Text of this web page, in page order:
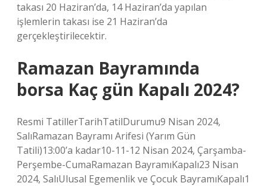
takası 20 Haziran’da, 14 Haziran’da yapılan
işlemlerin takası ise 21 Haziran’da
gerçekleştirilecektir.
Ramazan Bayramında
borsa Kaç gün Kapalı 2024?
Resmi TatillerTarihTatilDurumu9 Nisan 2024,
SalıRamazan Bayramı Arifesi (Yarım Gün
Tatili)13:00’a kadar10-11-12 Nisan 2024, Çarşamba-
Perşembe-CumaRamazan BayramıKapalı23 Nisan
2024, SalıUlusal Egemenlik ve Çocuk BayramıKapalı1